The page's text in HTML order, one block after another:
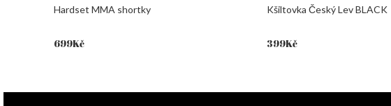
Hardset MMA shortky
699Kč
Kšiltovka Český Lev BLACK
399Kč